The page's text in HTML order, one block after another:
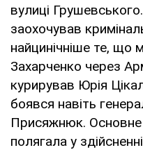
вулиці
заохочував
найцинічніше те, що
Захарченко через
курирував Юрія
боявся навіть
Присяжнюк. Основне
полягала у